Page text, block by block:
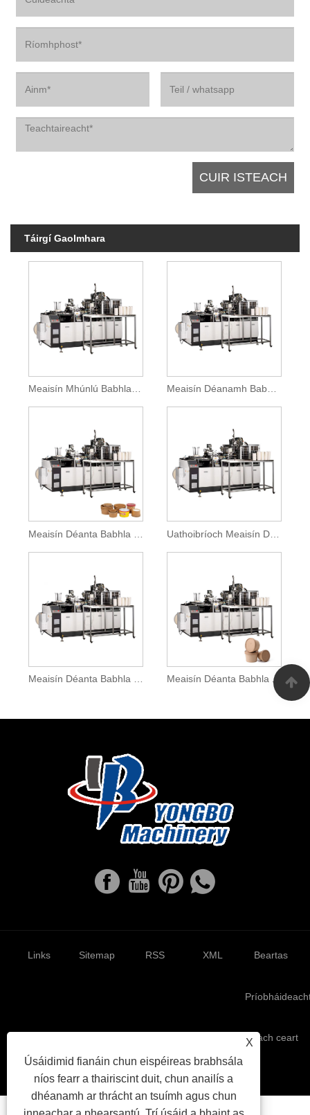
Táirgí Gaolmhara
Meaisín Déanta Babhla Páipéar Méid Mór Meaisín Déanta Babhla Anraith Páipéir
X
Úsáidimid fianáin chun eispéireas brabhsála
níos fearr a thairiscint duit, chun anailís a
dhéanamh ar thrácht an tsuímh agus chun
Links Sitemap RSS XML Beartas
Cóipcheart © 2022 Ruian Yongbo Machinery Co., Ltd. Gach ceart